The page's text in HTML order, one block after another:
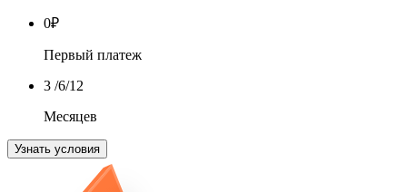
0₽
Первый платеж
3 /6/12
Месяцев
Узнать условия